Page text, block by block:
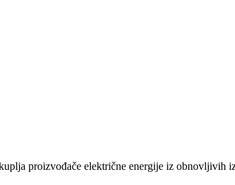
proizvođače električne energije iz